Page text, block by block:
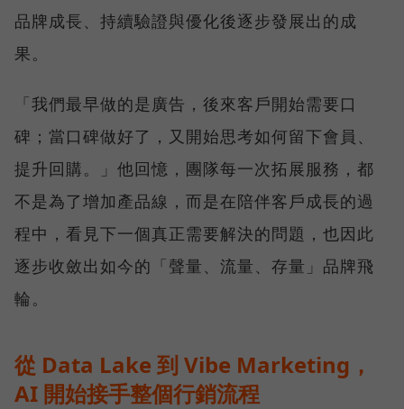
品牌成長、持續驗證與優化後逐步發展出的成
果。
「我們最早做的是廣告，後來客戶開始需要口
碑；當口碑做好了，又開始思考如何留下會員、
提升回購。」他回憶，團隊每一次拓展服務，都
不是為了增加產品線，而是在陪伴客戶成長的過
程中，看見下一個真正需要解決的問題，也因此
逐步收斂出如今的「聲量、流量、存量」品牌飛
輪。
從 Data Lake 到 Vibe Marketing，
AI 開始接手整個行銷流程